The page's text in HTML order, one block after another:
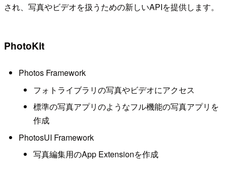
され、写真やビデオを扱うための新しいAPIを提供します。
PhotoKit
Photos Framework
フォトライブラリの写真やビデオにアクセス
標準の写真アプリのようなフル機能の写真アプリを
作成
PhotosUI Framework
写真編集用のApp Extensionを作成